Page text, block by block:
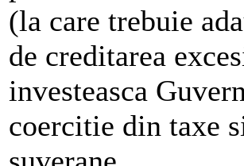
(la care trebuie
de creditarea
investeasca
coercitie din taxe